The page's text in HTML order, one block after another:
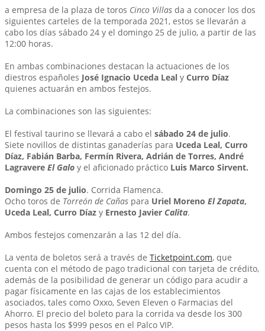
a empresa de la plaza de toros Cinco Villas da a conocer los dos
siguientes carteles de la temporada 2021, estos se llevarán a
cabo los días sábado 24 y el domingo 25 de julio, a partir de las
12:00 horas.
En ambas combinaciones destacan la actuaciones de los
diestros españoles José Ignacio Uceda Leal y Curro Díaz
quienes actuarán en ambos festejos.
La combinaciones son las siguientes:
El festival taurino se llevará a cabo el sábado 24 de julio.
Siete novillos de distintas ganaderías para Uceda Leal, Curro
Díaz, Fabián Barba, Fermín Rivera, Adrián de Torres, André
Lagravere El Galo y el aficionado práctico Luis Marco Sirvent.
Domingo 25 de julio. Corrida Flamenca.
Ocho toros de Torreón de Cañas para Uriel Moreno El Zapata,
Uceda Leal, Curro Díaz y Ernesto Javier Calita.
Ambos festejos comenzarán a las 12 del día.
La venta de boletos será a través de Ticketpoint.com, que
cuenta con el método de pago tradicional con tarjeta de crédito,
además de la posibilidad de generar un código para acudir a
pagar físicamente en las cajas de los establecimientos
asociados, tales como Oxxo, Seven Eleven o Farmacias del
Ahorro. El precio del boleto para la corrida va desde los 300
pesos hasta los $999 pesos en el Palco VIP.